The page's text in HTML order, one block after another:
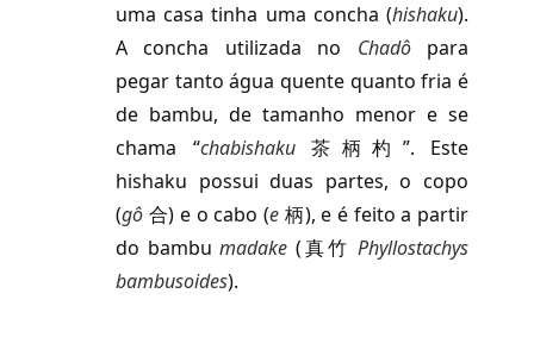
uma casa tinha uma concha (hishaku).
A concha utilizada no
Chadô
para
pegar tanto água quente quanto fria é
de bambu, de tamanho menor e se
chama “chabishaku 茶柄杓”. Este
hishaku possui duas partes, o copo
(gô 合) e o cabo (e 柄), e é feito a partir
do bambumadake (真竹Phyllostachys
bambusoides).